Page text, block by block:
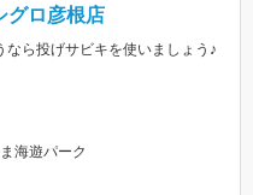
グロ彦根店
ら投げサビキを使いましょう♪
海遊パーク